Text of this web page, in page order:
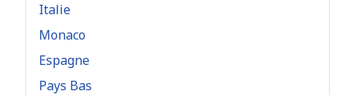
Italie
Monaco
Espagne
Pays Bas